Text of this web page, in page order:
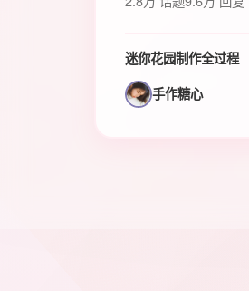
迷你花园制作全过程
手作糖心